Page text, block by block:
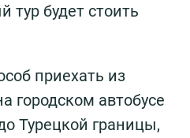
тур будет стоить
приехать из
городском автобусе
Турецкой границы,